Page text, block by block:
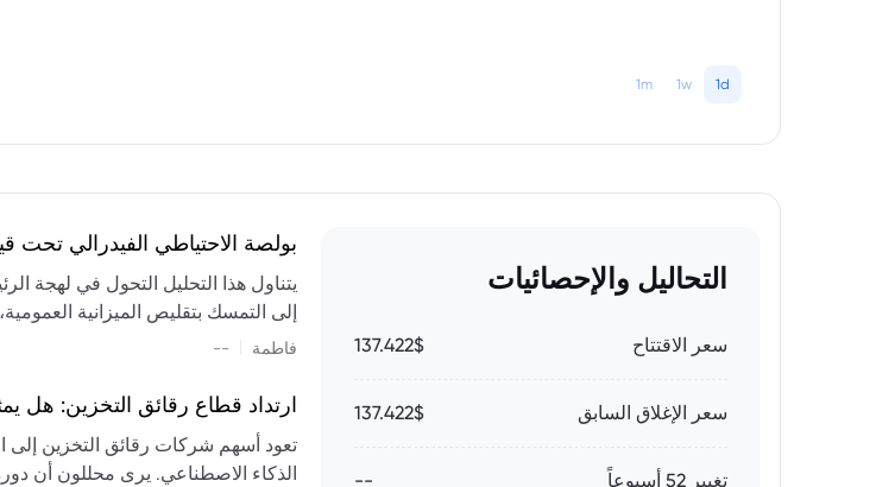
1d
1w
1m
التحاليل والإحصائيات
سعر الاقتتاح 137.422$
سعر الإغلاق السابق 137.422$
تغيير 52 أسبوعاً --
بولصة الاحتياطي الفيدرالي
يتناول هذا التحليل التحول في لهجة
إلى التمسك بتقليص الميزانية
المستمر، والعجز المالي الكبير،
وتجنب التدابير الاستفزازية التي قد
فاطمة --
ارتداد قطاع رقائق التخزين: هل
تعود أسهم شركات رقائق التخزين إلى
الذكاء الاصطناعي. يرى محللون أن